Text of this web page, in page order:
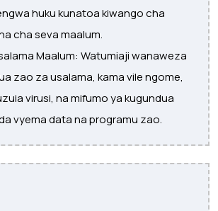
huku kunatoa kiwango cha
cha seva maalum.
Maalum: Watumiaji wanaweza
zao za usalama, kama vile ngome,
virusi, na mifumo ya kugundua
vyema data na programu zao.